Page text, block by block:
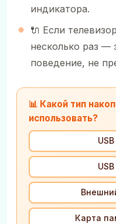
индикатора.
🔌 Если
несколько раз —
поведение, не
📊 Какой тип
использовать?
Карта